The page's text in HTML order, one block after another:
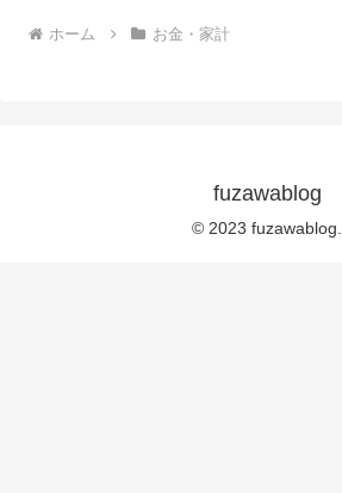
ホーム お金・家計
fuzawablog
© 2023 fuzawablog.